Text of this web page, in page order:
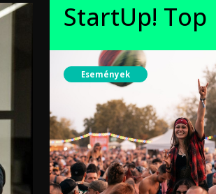
StartUp! Top
Események